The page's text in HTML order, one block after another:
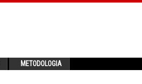
METODOLOGIA